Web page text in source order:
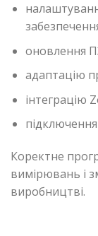
оновлення
адаптацію
інтеграцію
Коректне
вимірювань і
виробництві.